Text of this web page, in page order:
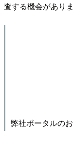
査する機会があり
弊社ポータルの